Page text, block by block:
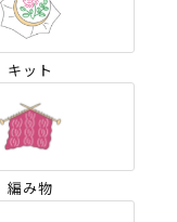
キット
編み物